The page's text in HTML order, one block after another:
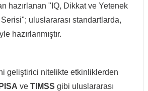
hazırlanan "IQ, Dikkat ve Yetenek
uluslararası standartlarda,
hazırlanmıştır.
geliştirici nitelikte etkinliklerden
PISA ve TIMSS gibi uluslararası